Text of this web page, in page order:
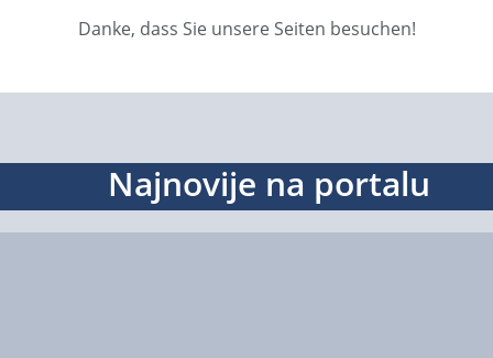
Danke, dass Sie unsere Seiten besuchen!
Najnovije na portalu